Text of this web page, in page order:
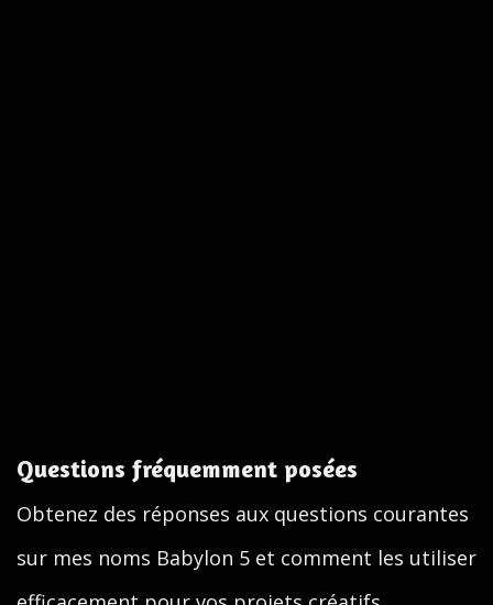
Questions fréquemment posées
Obtenez des réponses aux questions courantes
sur mes noms Babylon 5 et comment les utiliser